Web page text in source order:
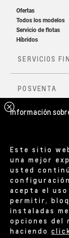
Información
Este sitio
una mejor
usted
acepta el
permitir,
instaladas
opciones del
haciendo